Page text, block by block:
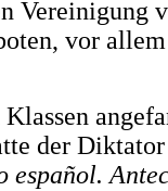
Vereinigung
vor
der